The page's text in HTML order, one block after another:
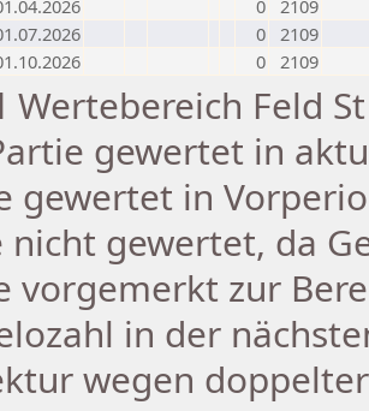
0 2109
0 2109
0 2109
Wertebereich Feld
gewertet in
gewertet in
nicht gewertet, da
vorgemerkt zur
in der
wegen